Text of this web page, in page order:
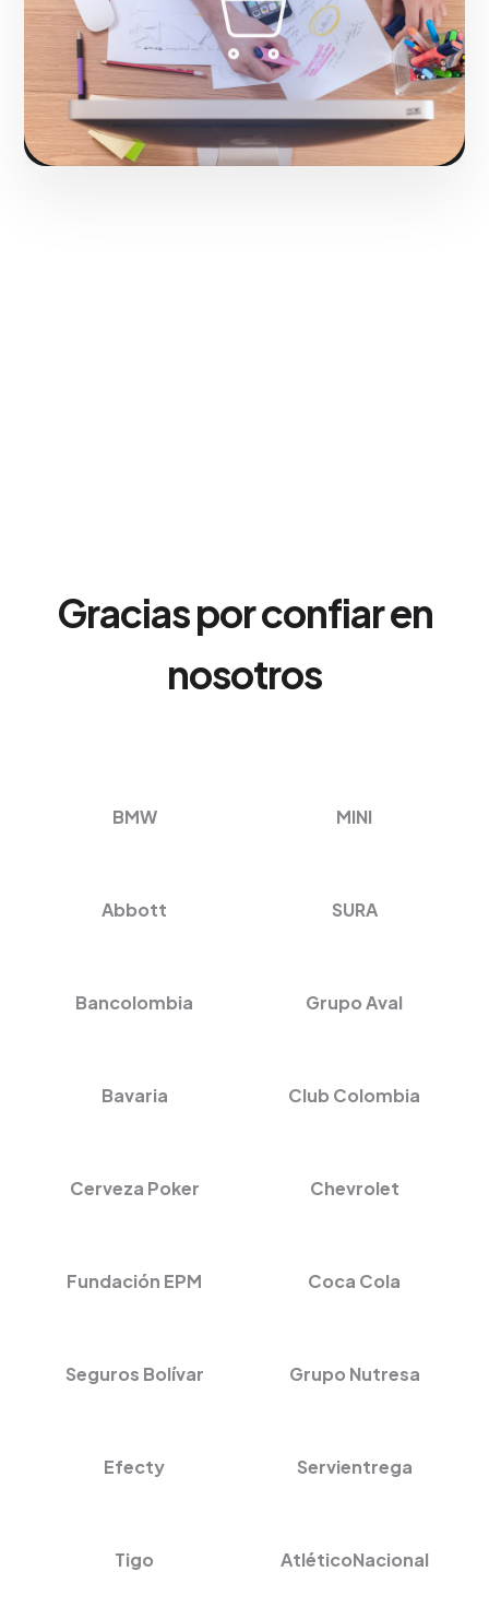
Hacerlo realidad
Gracias por confiar en
nosotros
BMW MINI
Abbott SURA
Bancolombia Grupo Aval
Bavaria Club Colombia
Cerveza Poker Chevrolet
Fundación EPM Coca Cola
Seguros Bolívar Grupo Nutresa
Efecty Servientrega
Tigo AtléticoNacional